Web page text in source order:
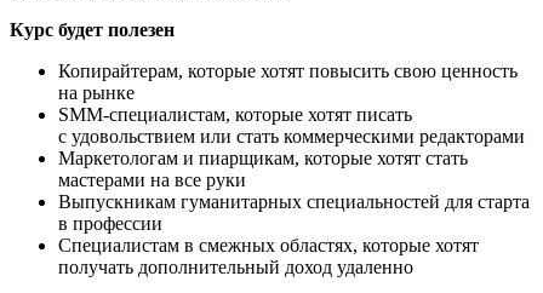
Курс будет полезен
Копирайтерам, которые хотят повысить свою ценность
на рынке
SMM‑специалистам, которые хотят писать
с удовольствием или стать коммерческими редакторами
Маркетологам и пиарщикам, которые хотят стать
мастерами на все руки
Выпускникам гуманитарных специальностей для старта
в профессии
Специалистам в смежных областях, которые хотят
получать дополнительный доход удаленно